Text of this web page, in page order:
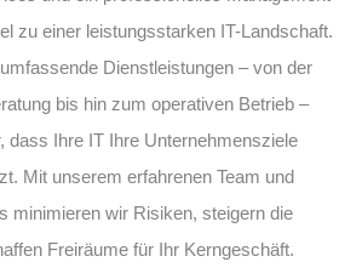
zu einer leistungsstarken IT-Landschaft.
Dienstleistungen – von der
bis hin zum operativen Betrieb –
dass Ihre IT Ihre Unternehmensziele
Mit unserem erfahrenen Team und
minimieren wir Risiken, steigern die
Freiräume für Ihr Kerngeschäft.